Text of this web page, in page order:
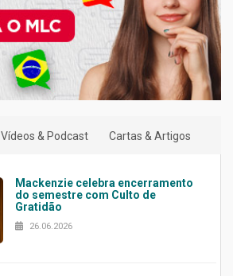
Vídeos & Podcast Cartas & Artigos
Mackenzie celebra encerramento
do semestre com Culto de
Gratidão
26.06.2026